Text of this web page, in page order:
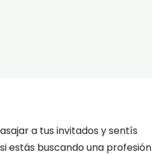
a tus invitados y sentís
estás buscando una profesión